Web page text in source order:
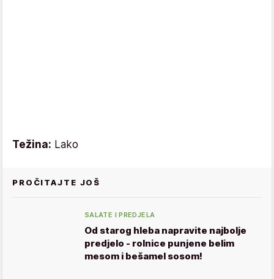
Težina: Lako
PROČITAJTE JOŠ
SALATE I PREDJELA
Od starog hleba napravite najbolje
predjelo - rolnice punjene belim
mesom i bešamel sosom!